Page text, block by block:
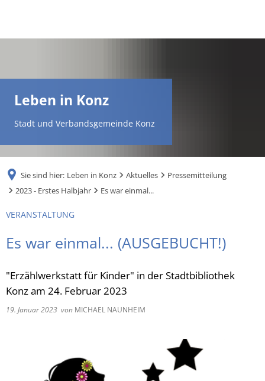
UK
Leben in Konz
Stadt und Verbandsgemeinde Konz
Sie sind hier: Leben in Konz Aktuelles
Pressemitteilung
2023 - Erstes Halbjahr
Es war einmal...
VERANSTALTUNG
Es war einmal... (AUSGEBUCHT!)
"Erzählwerkstatt für Kinder" in der Stadtbibliothek
Konz am 24. Februar 2023
19. Januar 2023 von MICHAEL NAUNHEIM